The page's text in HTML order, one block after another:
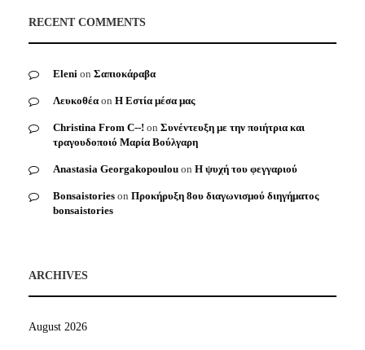
RECENT COMMENTS
Eleni on Σαπιοκάραβα
Λευκοθέα on Η Εστία μέσα μας
Christina From C--! on Συνέντευξη με την ποιήτρια και
τραγουδοποιό Μαρία Βούλγαρη
Anastasia Georgakopoulou on Η ψυχή του φεγγαριού
Bonsaistories on Προκήρυξη 8ου διαγωνισμού διηγήματος
bonsaistories
ARCHIVES
August 2026